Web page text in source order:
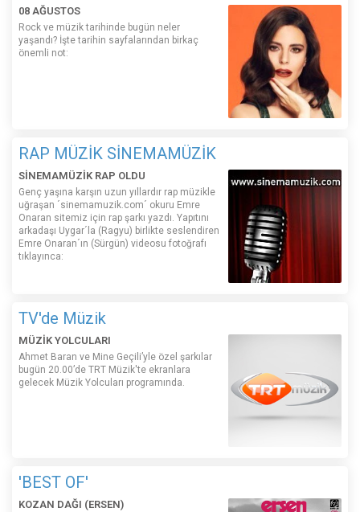
08 AĞUSTOS
Rock ve müzik tarihinde bugün neler
yaşandı? İşte tarihin sayfalarından birkaç
önemli not:
RAP MÜZİK SİNEMAMÜZİK
SİNEMAMÜZİK RAP OLDU
Genç yaşına karşın uzun yıllardır rap müzikle
uğraşan ´sinemamuzik.com´ okuru Emre
Onaran sitemiz için rap şarkı yazdı. Yapıtını
arkadaşı Uygar´la (Ragyu) birlikte seslendiren
Emre Onaran´ın (Sürgün) videosu fotoğrafı
tıklayınca:
TV'de Müzik
MÜZİK YOLCULARI
Ahmet Baran ve Mine Geçili’yle özel şarkılar
bugün 20.00’de TRT Müzik'te ekranlara
gelecek Müzik Yolcuları programında.
'BEST OF'
KOZAN DAĞI (ERSEN)